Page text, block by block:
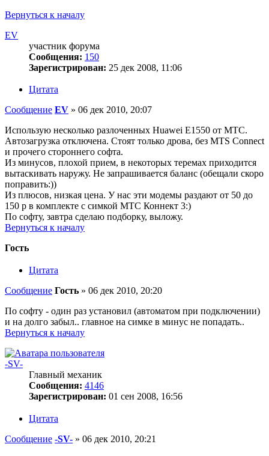
Вернуться к началу
EV
участник форума
Сообщения: 150
Зарегистрирован: 25 дек 2008, 11:06
Цитата
Сообщение EV » 06 дек 2010, 20:07
Использую несколько разлоченных Huawei Е1550 от МТС.
Автозагрузка отключена. Стоят только дрова, без MTS Connect
и прочего стороннего софта.
Из минусов, плохой прием, в некоторых теремах приходится
вытаскивать наружу. Не запрашивается баланс (обещали скоро
поправить:))
Из плюсов, низкая цена. У нас эти модемы раздают от 50 до
150 р в комплекте с симкой МТС Коннект 3:)
По софту, завтра сделаю подборку, выложу.
Вернуться к началу
Гость
Цитата
Сообщение Гость » 06 дек 2010, 20:20
По софту - один раз установил (автоматом при подключении)
и на долго забыл.. главное на симке в минус не попадать..
Вернуться к началу
-SV-
Главный механик
Сообщения: 4146
Зарегистрирован: 01 сен 2008, 16:56
Цитата
Сообщение -SV- » 06 дек 2010, 20:21